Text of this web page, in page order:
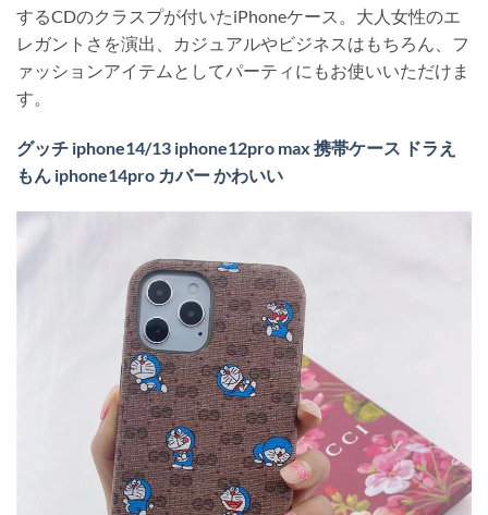
するCDのクラスプが付いたiPhoneケース。大人女性のエ
レガントさを演出、カジュアルやビジネスはもちろん、フ
ァッションアイテムとしてパーティにもお使いいただけま
す。
グッチ iphone14/13 iphone12pro max 携帯ケース ドラえ
もん iphone14pro カバー かわいい